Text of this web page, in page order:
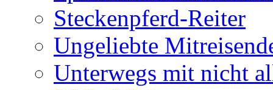
Steckenpferd-Reiter
Ungeliebte
Unterwegs mit nicht